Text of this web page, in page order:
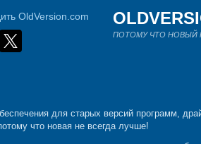
OldVersion.com
ПОТОМУ ЧТО НОВЫЙ
для старых версий программ,
что новая не всегда лучше!